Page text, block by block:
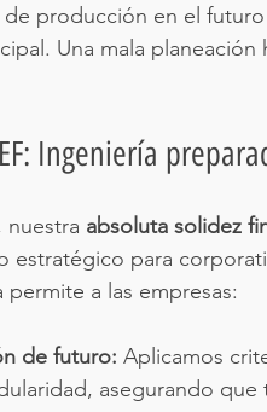
de producción en el
Una mala
Ingeniería
nuestra absoluta solidez
estratégico para
a las empresas:
de futuro: Aplicamos
asegurando